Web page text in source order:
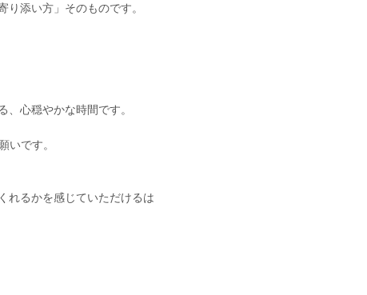
添い方」そのものです。
心穏やかな時間です。
いです。
れるかを感じていただけるは